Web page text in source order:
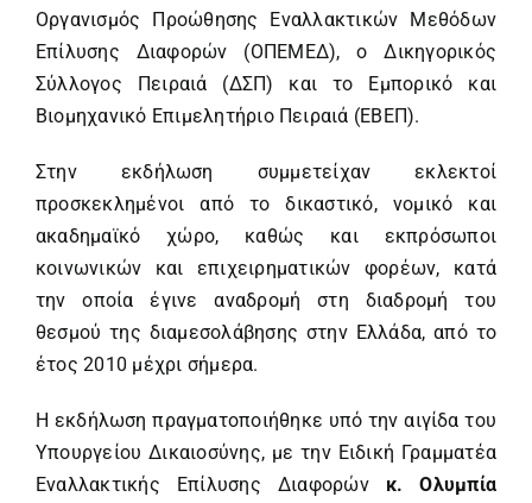
Οργανισμός Προώθησης Εναλλακτικών Μεθόδων
Επίλυσης Διαφορών (ΟΠΕΜΕΔ), ο Δικηγορικός
Σύλλογος Πειραιά (ΔΣΠ) και το Εμπορικό και
Βιομηχανικό Επιμελητήριο Πειραιά (ΕΒΕΠ).
Στην εκδήλωση συμμετείχαν εκλεκτοί
προσκεκλημένοι από το δικαστικό, νομικό και
ακαδημαϊκό χώρο, καθώς και εκπρόσωποι
κοινωνικών και επιχειρηματικών φορέων, κατά
την οποία έγινε αναδρομή στη διαδρομή του
θεσμού της διαμεσολάβησης στην Ελλάδα, από το
έτος 2010 μέχρι σήμερα.
Η εκδήλωση πραγματοποιήθηκε υπό την αιγίδα του
Υπουργείου Δικαιοσύνης, με την Ειδική Γραμματέα
Εναλλακτικής Επίλυσης Διαφορών κ. Ολυμπία